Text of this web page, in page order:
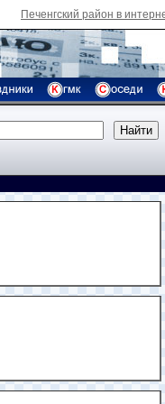
Печенгский район в